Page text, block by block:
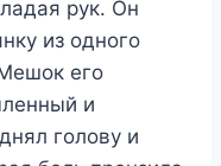
рук. Он
из одного
его
и
голову и